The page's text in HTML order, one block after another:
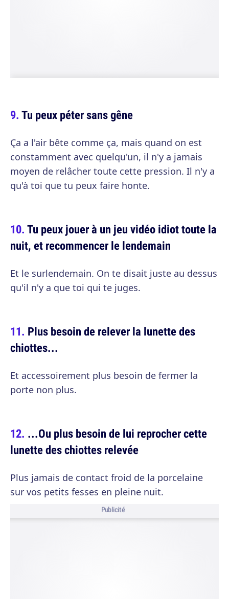
Tu peux péter sans gêne
Ça a l'air bête comme ça, mais quand on est
constamment avec quelqu'un, il n'y a jamais
moyen de relâcher toute cette pression. Il n'y a
qu'à toi que tu peux faire honte.
Tu peux jouer à un jeu vidéo idiot toute la
nuit, et recommencer le lendemain
Et le surlendemain. On te disait juste au dessus
qu'il n'y a que toi qui te juges.
Plus besoin de relever la lunette des
chiottes...
Et accessoirement plus besoin de fermer la
porte non plus.
...Ou plus besoin de lui reprocher cette
lunette des chiottes relevée
Plus jamais de contact froid de la porcelaine
sur vos petits fesses en pleine nuit.
Publicité